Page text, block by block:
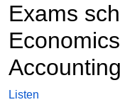
Exams
Accounting
Listen